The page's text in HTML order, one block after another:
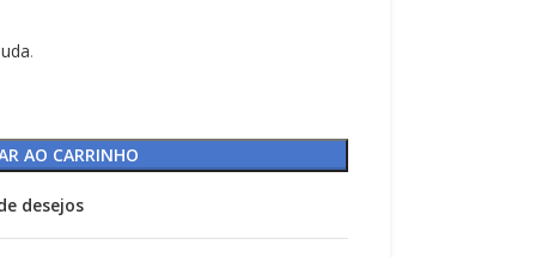
.
AO CARRINHO
desejos